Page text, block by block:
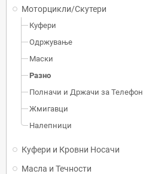
Моторцикли/Скутери
Куфери
Одржување
Маски
Разно
Полначи и Држачи за Телефон
Жмигавци
Налепници
Куфери и Кровни Носачи
Масла и Течности